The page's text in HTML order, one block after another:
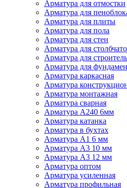
Арматура для отмостки
Арматура для
Арматура для плиты
Арматура для пола
Арматура для стен
Арматура для
Арматура для
Арматура для
Арматура каркасная
Арматура
Арматура монтажная
Арматура сварная
Арматура А240 6мм
Арматура катанка
Арматура в бухтах
Арматура А1 6 мм
Арматура А3 10 мм
Арматура А3 12 мм
Арматура оптом
Арматура усиленная
Арматура профильная